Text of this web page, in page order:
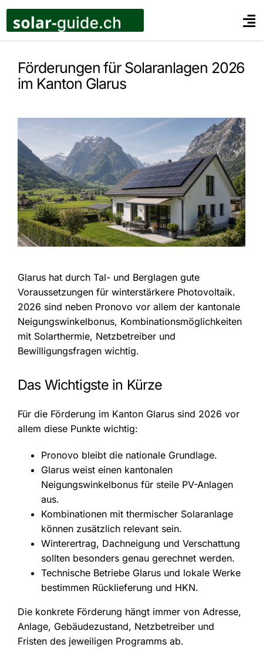
Zum
Inhalt
Unternehmen
Ratgeber
Förderungen für Solaranlagen 2026
im Kanton Glarus
Glarus hat durch Tal- und Berglagen gute
Voraussetzungen für winterstärkere Photovoltaik.
2026 sind neben Pronovo vor allem der kantonale
Neigungswinkelbonus, Kombinationsmöglichkeiten
mit Solarthermie, Netzbetreiber und
Bewilligungsfragen wichtig.
Das Wichtigste in Kürze
Für die Förderung im Kanton Glarus sind 2026 vor
allem diese Punkte wichtig:
Pronovo bleibt die nationale Grundlage.
Glarus weist einen kantonalen
Neigungswinkelbonus für steile PV-Anlagen
aus.
Kombinationen mit thermischer Solaranlage
können zusätzlich relevant sein.
Winterertrag, Dachneigung und Verschattung
sollten besonders genau gerechnet werden.
Technische Betriebe Glarus und lokale Werke
bestimmen Rücklieferung und HKN.
Die konkrete Förderung hängt immer von Adresse,
Anlage, Gebäudezustand, Netzbetreiber und
Fristen des jeweiligen Programms ab.